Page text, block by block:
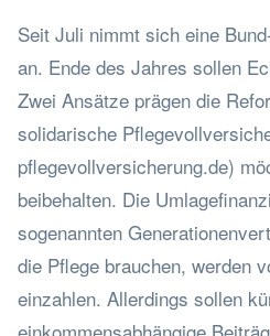
Seit Juli nimmt sich eine
an. Ende des Jahres sollen
Zwei Ansätze prägen die
solidarische
pflegevollversicherung.de)
beibehalten. Die
sogenannten
die Pflege brauchen, werden
einzahlen. Allerdings sollen